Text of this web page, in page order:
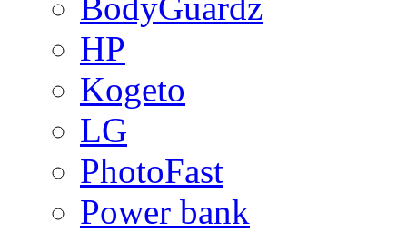
HP
Kogeto
LG
PhotoFast
Power bank